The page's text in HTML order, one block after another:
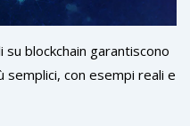
blockchain garantiscono
con esempi reali e